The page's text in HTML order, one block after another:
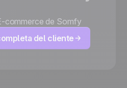
commerce de Somfy
del cliente